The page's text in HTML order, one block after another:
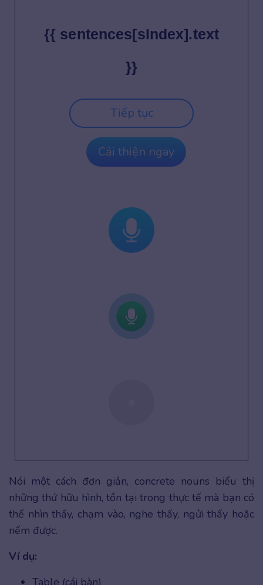
{{ sentences[sIndex].text
}}
Tiếp tục
Cải thiện ngay
Nói một cách đơn giản, concrete nouns biểu thị
những thứ hữu hình, tồn tại trong thực tế mà bạn có
thể nhìn thấy, chạm vào, nghe thấy, ngửi thấy hoặc
nếm được.
Ví dụ:
Table (cái bàn)